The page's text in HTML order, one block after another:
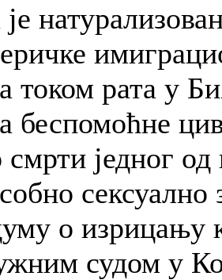
током рата у
беспомоћне
једног
о изрицању
судом у